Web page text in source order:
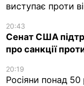
виступає проти
20:43
Сенат США
про санкції
20:19
Росіяни понад 50